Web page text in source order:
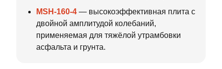
MSH-160-4 — высокоэффективная плита с
двойной амплитудой колебаний,
применяемая для тяжёлой утрамбовки
асфальта и грунта.